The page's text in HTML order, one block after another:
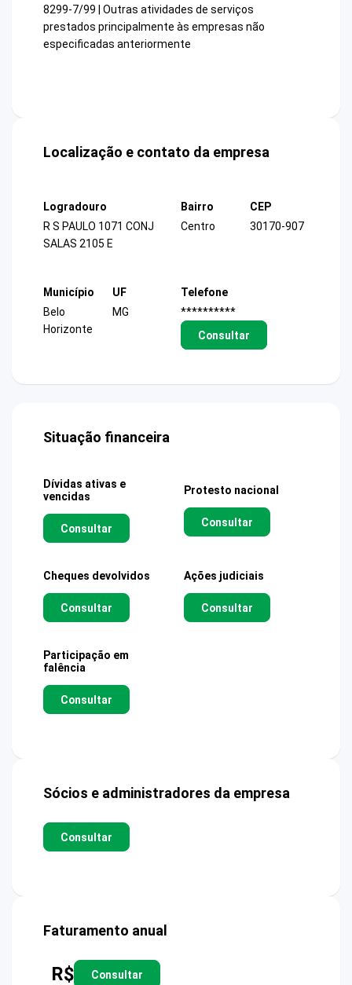
8299-7/99 | Outras atividades de serviços
prestados principalmente às empresas não
especificadas anteriormente
Localização e contato da empresa
Logradouro
R S PAULO 1071 CONJ
SALAS 2105 E
Bairro
Centro
CEP
30170-907
Município
Belo
Horizonte
UF
MG
Telefone
**********
Consultar
Situação financeira
Dívidas ativas e
vencidas
Consultar
Protesto nacional
Consultar
Cheques devolvidos
Consultar
Ações judiciais
Consultar
Participação em
falência
Consultar
Sócios e administradores da empresa
Consultar
Faturamento anual
R$ Consultar